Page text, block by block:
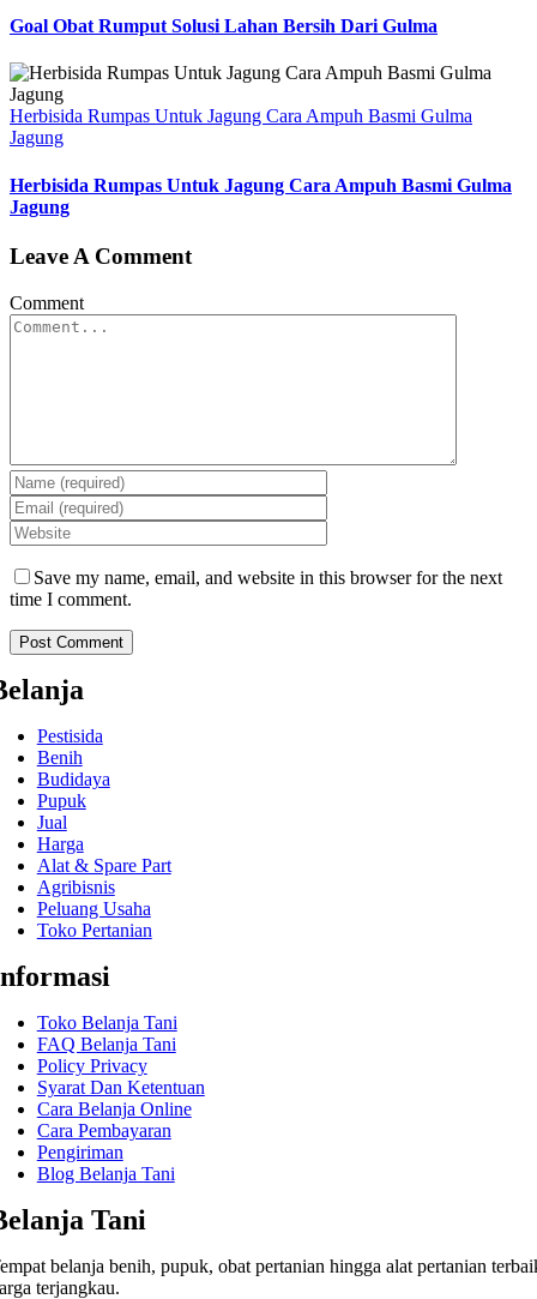
Goal Obat Rumput Solusi Lahan Bersih Dari Gulma
Herbisida Rumpas Untuk Jagung Cara Ampuh Basmi Gulma
Jagung
Herbisida Rumpas Untuk Jagung Cara Ampuh Basmi Gulma
Jagung
Leave A Comment
Comment
Save my name, email, and website in this browser for the next
time I comment.
Pestisida
Benih
Budidaya
Pupuk
Jual
Harga
Alat & Spare Part
Agribisnis
Peluang Usaha
Toko Pertanian
Toko Belanja Tani
FAQ Belanja Tani
Policy Privacy
Syarat Dan Ketentuan
Cara Belanja Online
Cara Pembayaran
Pengiriman
Blog Belanja Tani
Tani
belanja benih, pupuk, obat pertanian hingga alat pertanian
terjangkau.